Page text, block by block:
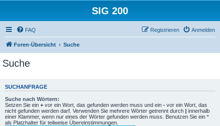
SIG 200
FAQ Anmelden
Registrieren
Foren-Übersicht Suche
Suche
SUCHANFRAGE
Suche nach Wörtern:
Setzen Sie ein + vor ein Wort, das gefunden werden muss und ein - vor ein Wort, das
nicht gefunden werden darf. Verwenden Sie mehrere Wörter getrennt durch | innerhalb
einer Klammer, wenn nur eines der Wörter gefunden werden muss. Benutzen Sie ein *
als Platzhalter für teilweise Übereinstimmungen.